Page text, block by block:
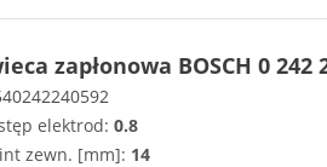
zapłonowa BOSCH 0 242
elektrod: 0.8
zewn. [mm]: 14